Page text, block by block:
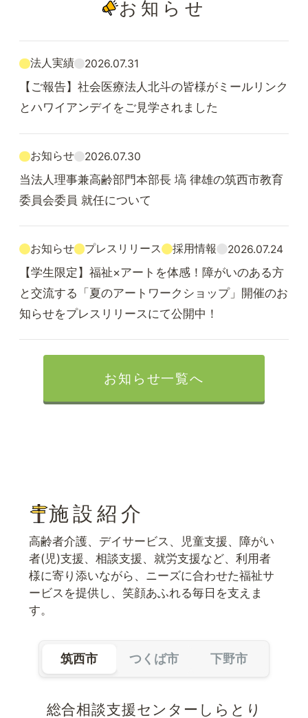
お知らせ
法人実績 2026.07.31
【ご報告】社会医療法人北斗の皆様がミールリンク
とハワイアンデイをご見学されました
お知らせ 2026.07.30
当法人理事兼高齢部門本部長 塙 律雄の筑西市教育
委員会委員 就任について
お知らせ プレスリリース 採用情報 2026.07.24
【学生限定】福祉×アートを体感！障がいのある方
と交流する「夏のアートワークショップ」開催のお
知らせをプレスリリースにて公開中！
お知らせ一覧へ
施設紹介
高齢者介護、デイサービス、児童支援、障がい
者(児)支援、相談支援、就労支援など、利用者
様に寄り添いながら、ニーズに合わせた福祉サ
ービスを提供し、笑顔あふれる毎日を支えま
す。
筑西市 つくば市 下野市
総合相談支援センターしらとり